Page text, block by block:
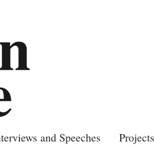
and Speeches Projects